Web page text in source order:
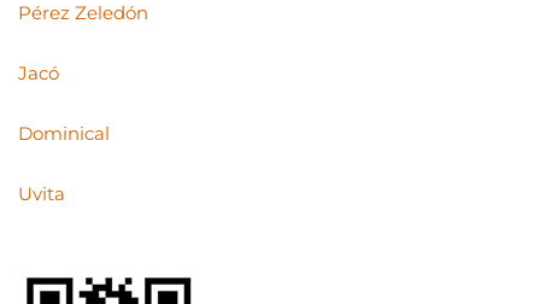
Pérez Zeledón
Jacó
Dominical
Uvita